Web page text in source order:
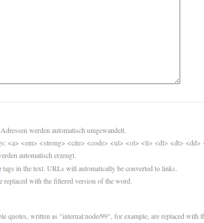
werden automatisch umgewandelt.
<a> <em> <strong> <cite> <code> <ul> <ol> <li> <dl> <dt> <dd>
automatisch erzeugt.
tags in the text. URLs will automatically be converted to links.
with the filtered version of the word.
quotes, written as "internal:node/99", for example, are replaced with